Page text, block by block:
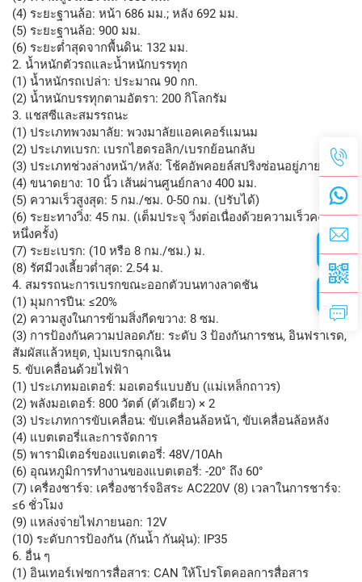
(4) ระยะฐานล้อ: หน้า 686 มม.; หลัง 692 มม.
(5) ระยะฐานล้อ: 900 มม.
(6) ระยะต่ำสุดจากพื้นดิน: 132 มม.
2. น้ำหนักตัวรถและน้ำหนักบรรทุก
(1) น้ำหนักรถเปล่า: ประมาณ 90 กก.
(2) น้ำหนักบรรทุกตามอัตรา: 200 กิโลกรัม
3. แชสซีและสมรรถนะ
(1) ประเภทพวงมาลัย: พวงมาลัยแอคเคอร์แมนม
(2) ประเภทเบรก: เบรกไฮดรอลิก/เบรกย้อนกลับ
(3) ประเภทช่วงล่างหน้า/หลัง: โช้คอัพคอยล์สปริงซ่อนอยู่ภายใน
(4) ขนาดยาง: 10 นิ้ว เส้นผ่านศูนย์กลาง 400 มม.
(5) ความเร็วสูงสุด: 5 กม./ชม. 0-50 กม. (ปรับได้)
(6) ระยะทางวิ่ง: 45 กม. (เต็มประจุ วิ่งต่อเนื่องด้วยความเร็วคงที่
หนึ่งครั้ง)
(7) ระยะเบรก: (10 หรือ 8 กม./ชม.) ม.
(8) รัศมีวงเลี้ยวต่ำสุด: 2.54 ม.
4. สมรรถนะการเบรกขณะออกตัวบนทางลาดชัน
(1) มุมการปีน: ≤20%
(2) ความสูงในการข้ามสิ่งกีดขวาง: 8 ซม.
(3) การป้องกันความปลอดภัย: ระดับ 3 ป้องกันการชน, อินฟราเรด,
สัมผัสแล้วหยุด, ปุ่มเบรกฉุกเฉิน
5. ขับเคลื่อนด้วยไฟฟ้า
(1) ประเภทมอเตอร์: มอเตอร์แบบฮับ (แม่เหล็กถาวร)
(2) พลังมอเตอร์: 800 วัตต์ (ตัวเดียว) × 2
(3) ประเภทการขับเคลื่อน: ขับเคลื่อนล้อหน้า, ขับเคลื่อนล้อหลัง
(4) แบตเตอรี่และการจัดการ
(5) พารามิเตอร์ของแบตเตอรี่: 48V/10Ah
(6) อุณหภูมิการทำงานของแบตเตอรี่: -20° ถึง 60°
(7) เครื่องชาร์จ: เครื่องชาร์จอิสระ AC220V (8) เวลาในการชาร์จ:
≤6 ชั่วโมง
(9) แหล่งจ่ายไฟภายนอก: 12V
(10) ระดับการป้องกัน (กันน้ำ กันฝุ่น): IP35
6. อื่น ๆ
(1) อินเทอร์เฟซการสื่อสาร: CAN ให้โปรโตคอลการสื่อสาร